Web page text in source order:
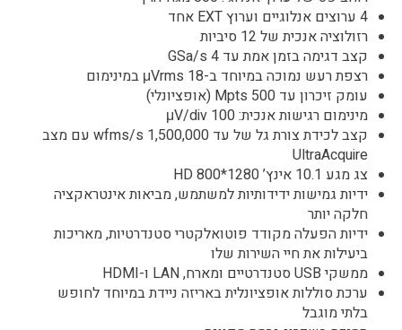
רזולוציה אנכית של 12 סיביות
קצב דגימה בזמן אמת עד 4 GSa/s
רצפת רעש נמוכה במיוחד ב-18 μVrms במינימום
עומק זיכרון עד 500 Mpts (אופציונלי)
מינימום רגישות אנכית: 100 μV/div
קצב לכידת צורת גל של עד 1,500,000 wfms/s עם מצב
UltraAcquire
צג מגע 10.1 אינץ’ 1280*800 HD
ידיות גמישות ידידותיות למשתמש, מביאות אינטראקציה
חלקה יותר
ידיות הפעלה מקודד פוטואלקטרי סטנדרטיות, מאריכות
ביעילות את חיי השירות שלו
ממשקי USB סטנדרטיים ומארח, LAN ו-HDMI
ערכת סוללות אופציונלית באריזה ניידת במיוחד לחופש
בלתי מוגבל